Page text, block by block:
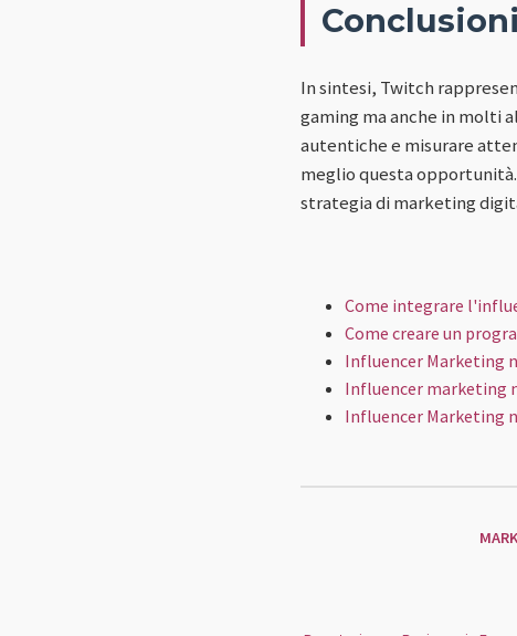
Conclusioni
In sintesi, Twitch
gaming ma anche in molti
autentiche e misurare
meglio questa
strategia di marketing
Come integrare
Come creare un
Influencer Marketing
Influencer marketing
Influencer Marketing